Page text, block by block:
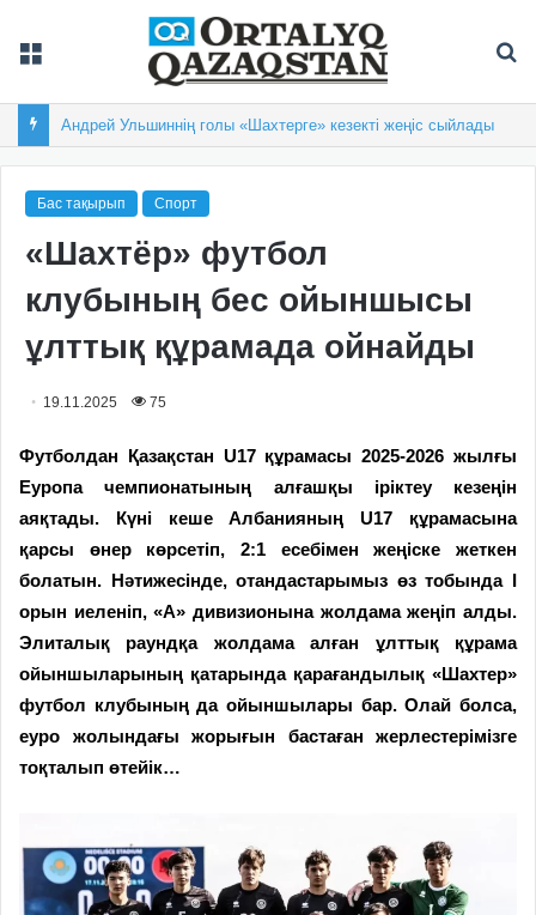
Андрей Ульшиннің голы «Шахтерге» кезекті жеңіс сыйлады
Бас тақырып Спорт
«Шахтёр» футбол
клубының бес ойыншысы
ұлттық құрамада ойнайды
19.11.2025 75
Футболдан Қазақстан U17 құрамасы 2025-2026 жылғы
Еуропа чемпионатының алғашқы іріктеу кезеңін
аяқтады. Күні кеше Албанияның U17 құрамасына
қарсы өнер көрсетіп, 2:1 есебімен жеңіске жеткен
болатын. Нәтижесінде, отандастарымыз өз тобында І
орын иеленіп, «А» дивизионына жолдама жеңіп алды.
Элиталық раундқа жолдама алған ұлттық құрама
ойыншыларының қатарында қарағандылық «Шахтер»
футбол клубының да ойыншылары бар. Олай болса,
еуро жолындағы жорығын бастаған жерлестерімізге
тоқталып өтейік…